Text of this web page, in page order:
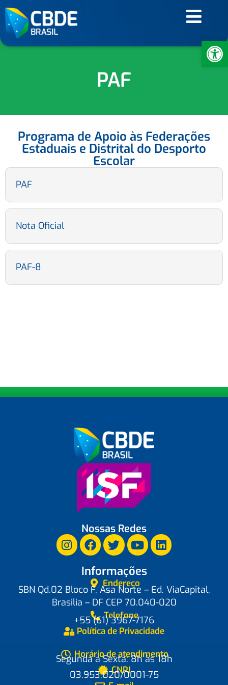
PAF
Programa de Apoio às Federações
Estaduais e Distrital do Desporto
Escolar
PAF
Nota Oficial
PAF-8
Nossas Redes
Informações
Endereço
SBN Qd.02 Bloco F, Asa Norte – Ed. ViaCapital,
Brasilia – DF CEP 70.040-020
Telefone
+55 (61) 3967-7176
Política de Privacidade
Horário de atendimento
Segunda a Sexta: 8h às 18h
CNPJ
03.953.020/0001-75